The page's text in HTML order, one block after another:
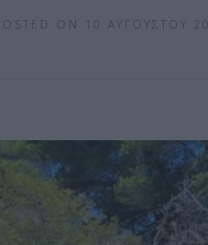
POSTED ON 10 ΑΥΓΟΎΣΤΟΥ